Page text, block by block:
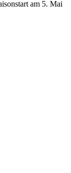
am 5. Mai